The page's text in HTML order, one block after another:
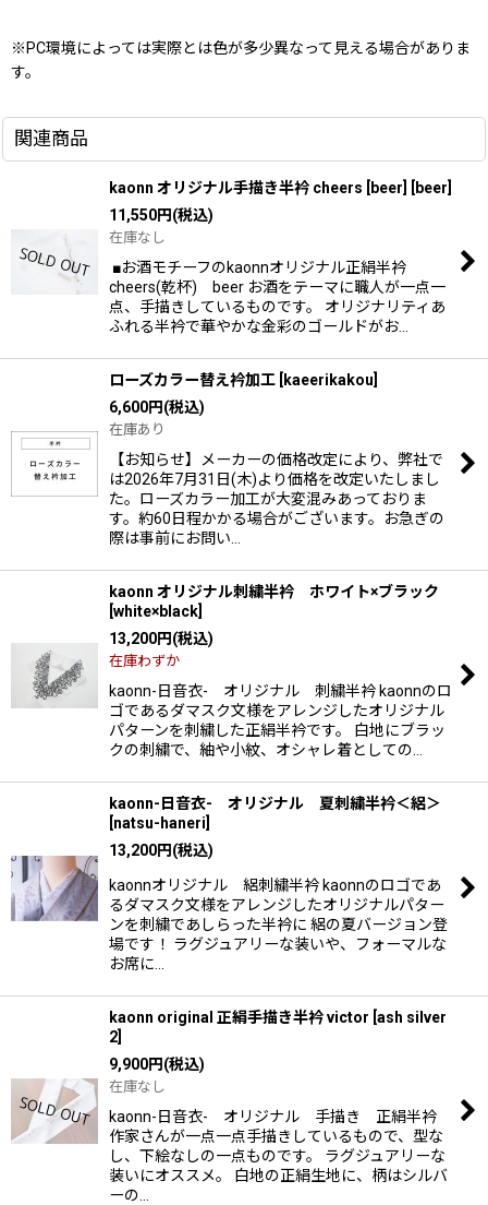
※PC環境によっては実際とは色が多少異なって見える場合がありま
す。
関連商品
kaonn オリジナル手描き半衿 cheers [beer] beer
11,550円(税込)
在庫なし
■お酒モチーフのkaonnオリジナル正絹半衿
cheers(乾杯) beer お酒をテーマに職人が一点一
点、手描きしているものです。 オリジナリティあ
ふれる半衿で華やかな金彩のゴールドがお…
ローズカラー替え衿加工 kaeerikakou
6,600円(税込)
在庫あり
【お知らせ】メーカーの価格改定により、弊社で
は2026年7月31日(木)より価格を改定いたしまし
た。ローズカラー加工が大変混みあっておりま
す。約60日程かかる場合がございます。お急ぎの
際は事前にお問い…
kaonn オリジナル刺繍半衿 ホワイト×ブラック
white×black
13,200円(税込)
在庫わずか
kaonn-日音衣- オリジナル 刺繍半衿 kaonnのロ
ゴであるダマスク文様をアレンジしたオリジナル
パターンを刺繍した正絹半衿です。 白地にブラッ
クの刺繍で、紬や小紋、オシャレ着としての…
kaonn-日音衣- オリジナル 夏刺繍半衿＜絽＞
natsu-haneri
13,200円(税込)
kaonnオリジナル 絽刺繍半衿 kaonnのロゴであ
るダマスク文様をアレンジしたオリジナルパター
ンを刺繍であしらった半衿に 絽の夏バージョン登
場です！ ラグジュアリーな装いや、フォーマルな
お席に…
kaonn original 正絹手描き半衿 victor ash silver
2
9,900円(税込)
在庫なし
kaonn-日音衣- オリジナル 手描き 正絹半衿
作家さんが一点一点手描きしているもので、型な
し、下絵なしの一点ものです。 ラグジュアリーな
装いにオススメ。 白地の正絹生地に、柄はシルバ
ーの…